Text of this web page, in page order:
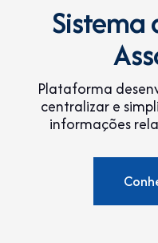
Sistema
Plataforma
centralizar e
informações